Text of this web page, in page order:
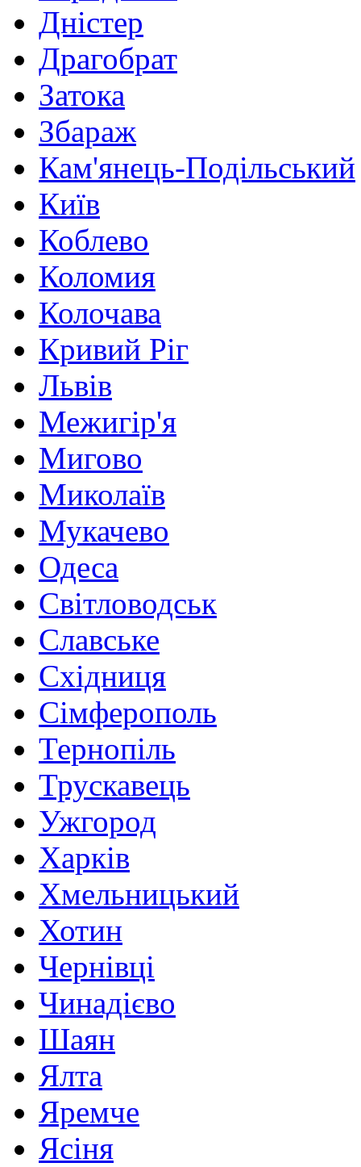
Дністер
Драгобрат
Затока
Збараж
Кам'янець-Подільський
Київ
Коблево
Коломия
Колочава
Кривий Ріг
Львів
Межигір'я
Мигово
Миколаїв
Мукачево
Одеса
Світловодськ
Славське
Східниця
Сімферополь
Тернопіль
Трускавець
Ужгород
Харків
Хмельницький
Хотин
Чернівці
Чинадієво
Шаян
Ялта
Яремче
Ясіня